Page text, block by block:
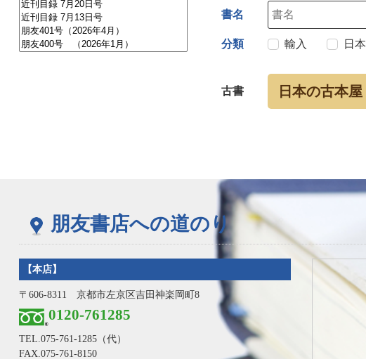
書名
分類 輸入 日本
古書 日本の古本屋
朋友書店への道のり
【本店】
〒606-8311 京都市左京区吉田神楽岡町8
0120-761285
TEL. 075-761-1285（代）
FAX.075-761-8150